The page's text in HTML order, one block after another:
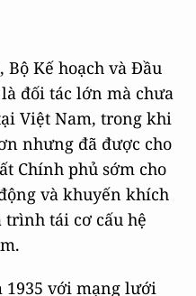
Kế hoạch và Đầu
đối tác lớn mà chưa
Việt Nam, trong khi
nhưng đã được cho
Chính phủ sớm cho
và khuyến khích
trình tái cơ cấu hệ
1935 với mạng lưới